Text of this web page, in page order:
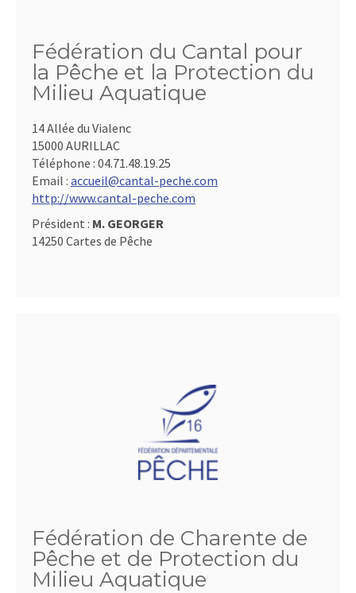
Fédération du Cantal pour
la Pêche et la Protection du
Milieu Aquatique
14 Allée du Vialenc
15000 AURILLAC
Téléphone : 04.71.48.19.25
Email : accueil@cantal-peche.com
http://www.cantal-peche.com
Président : M. GEORGER
14250 Cartes de Pêche
Fédération de Charente de
Pêche et de Protection du
Milieu Aquatique